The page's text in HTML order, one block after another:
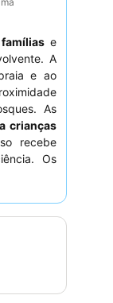
famílias e
A
e ao
As
crianças
recebe
Os
uma